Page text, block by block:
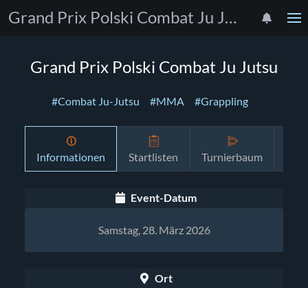
Grand Prix Polski Combat Ju Jutsu
Grand Prix Polski Combat Ju Jutsu
#Combat Ju-Jutsu #MMA #Grappling
Informationen Startlisten Turnierbaum
Event-Datum
Samstag, 28. März 2026
Ort